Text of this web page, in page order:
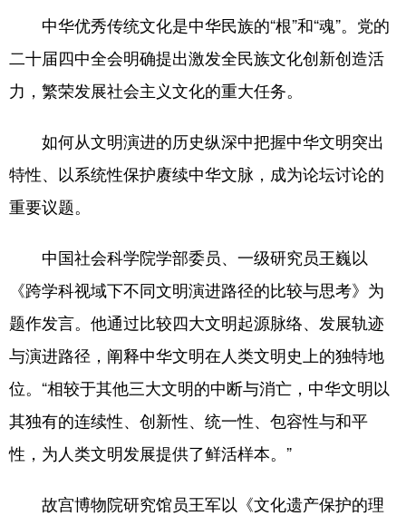
中华优秀传统文化是中华民族的“根”和“魂”。党的
二十届四中全会明确提出激发全民族文化创新创造活
力，繁荣发展社会主义文化的重大任务。
如何从文明演进的历史纵深中把握中华文明突出
特性、以系统性保护赓续中华文脉，成为论坛讨论的
重要议题。
中国社会科学院学部委员、一级研究员王巍以
《跨学科视域下不同文明演进路径的比较与思考》为
题作发言。他通过比较四大文明起源脉络、发展轨迹
与演进路径，阐释中华文明在人类文明史上的独特地
位。“相较于其他三大文明的中断与消亡，中华文明以
其独有的连续性、创新性、统一性、包容性与和平
性，为人类文明发展提供了鲜活样本。”
故宫博物院研究馆员王军以《文化遗产保护的理